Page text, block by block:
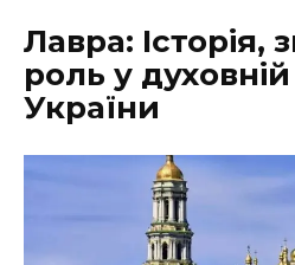
Лавра: Історія,
роль у духовній
України